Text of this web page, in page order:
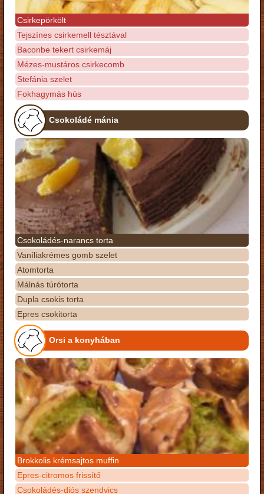
Csirkepörkölt
Tejszínes csirkemell tésztával
Baconbe tekert csirkemáj
Mézes-mustáros csirkecomb
Stefánia szelet
Fokhagymás hús
Csokoládé mánia
Csokoládés-narancs torta
Vaníliakrémes gomb szelet
Atomtorta
Málnás túrótorta
Dupla csokis torta
Epres csokitorta
Orsi a konyhában
Brokkolis krémsajtos muffin
Epres-citromos frissítő
Csokoládés-diós szendvics